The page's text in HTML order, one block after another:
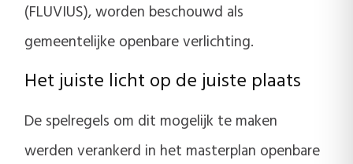
(FLUVIUS), worden beschouwd als
gemeentelijke openbare verlichting.
Het juiste licht op de juiste plaats
De spelregels om dit mogelijk te maken
werden verankerd in het masterplan openbare